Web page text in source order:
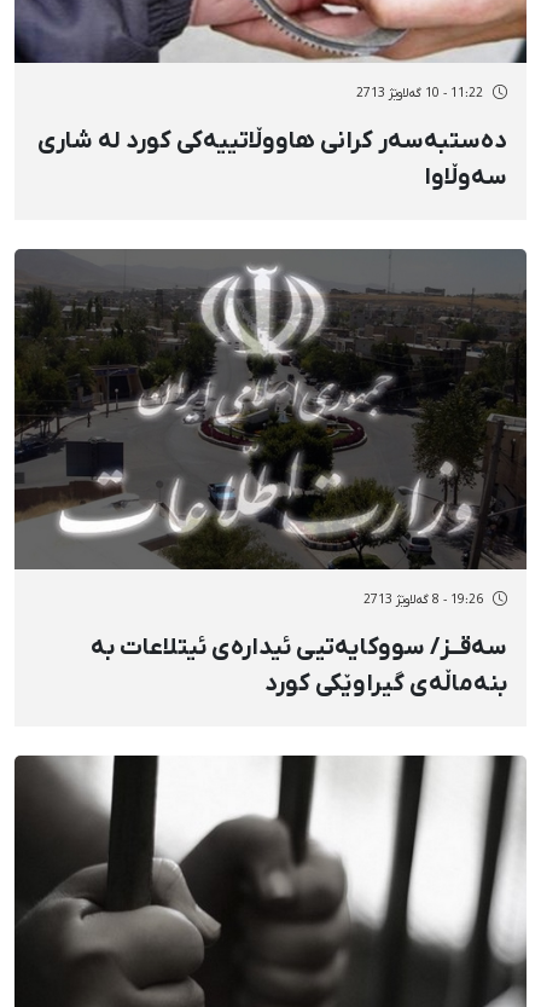
11:22 - 10 گەلاوێژ 2713
دەستبەسەر کرانی هاووڵاتییەکی کورد لە شاری
سەوڵاوا
19:26 - 8 گەلاوێژ 2713
سەقــز/ سووکایەتیی ئیدارەی ئیتلاعات بە
بنەماڵەی گیراوێکی کورد